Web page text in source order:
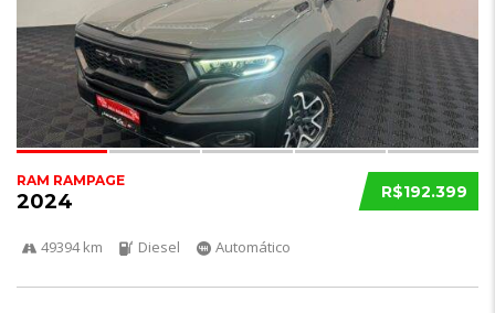
R$192.399
RAM RAMPAGE
2024
49394 km Diesel Automático